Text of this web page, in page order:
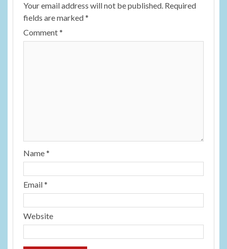
Your email address will not be published. Required
fields are marked*
Comment*
Name*
Email*
Website